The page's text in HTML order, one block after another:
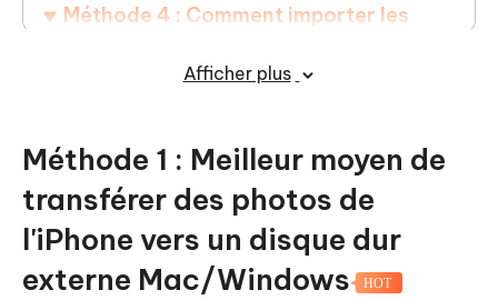
Méthode 4 : Comment importer les
externe à l'aide d'iTunes [Mac &
Méthode 5 : Importer les photos via la
lecture automatique[Windows]
Méthode 6 : Utiliser l'Explorateur de
fichiers[Windows]
Afficher plus
Méthode 1 : Meilleur moyen de
transférer des photos de
l'iPhone vers un disque dur
externe Mac/Windows
HOT